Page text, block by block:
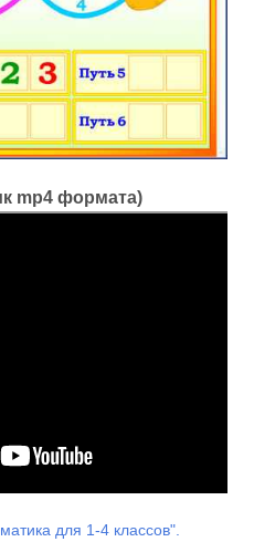
mp4 формата)
для 1-4 классов".